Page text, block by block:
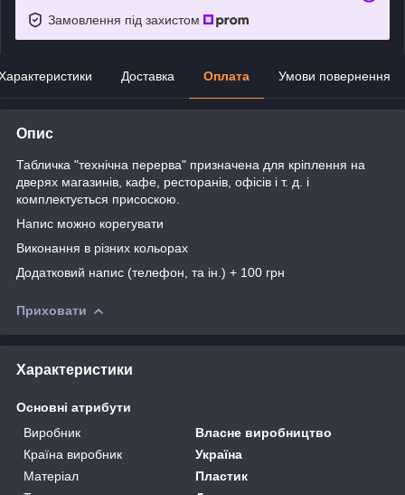
Замовлення під захистом
Доставка Оплата Умови повернення
Опис
Табличка "технічна перерва" призначена для кріплення на
дверях магазинів, кафе, ресторанів, офісів і т. д. і
комплектується присоскою.
Напис можно корегувати
Виконання в різних кольорах
Додатковий напис (телефон, та ін.) + 100 грн
Приховати
Характеристики
Основні атрибути
Виробник
Власне виробництво
Країна виробник
Україна
Матеріал
Пластик